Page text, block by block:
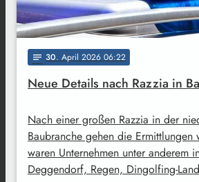
notes 30. April 2026 06:22
Neue Details nach Razzia in
Nach einer großen Razzia in der
Baubranche gehen die Ermittlungen
waren Unternehmen unter anderem
Deggendorf, Regen, Dingolfing-